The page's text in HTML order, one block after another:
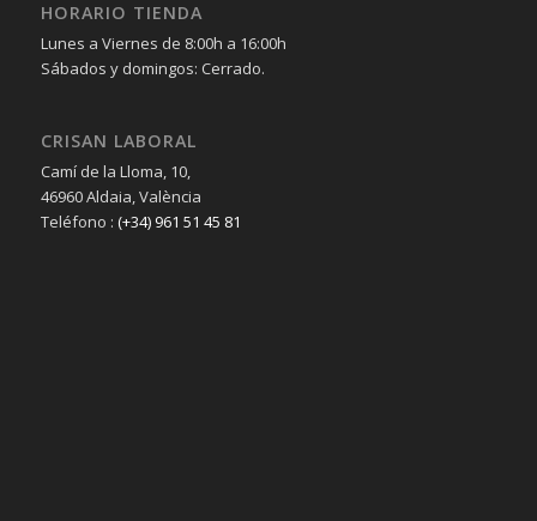
HORARIO TIENDA
Lunes a Viernes de 8:00h a 16:00h
Sábados y domingos: Cerrado.
CRISAN LABORAL
Camí de la Lloma, 10,
46960 Aldaia, València
Teléfono : (+34) 961 51 45 81